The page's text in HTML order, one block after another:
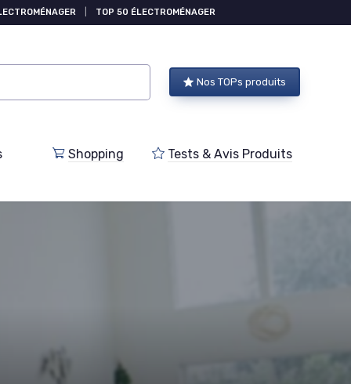
TOP 50 ÉLECTROMÉNAGER
Nos TOPs produits
Shopping Tests & Avis Produits